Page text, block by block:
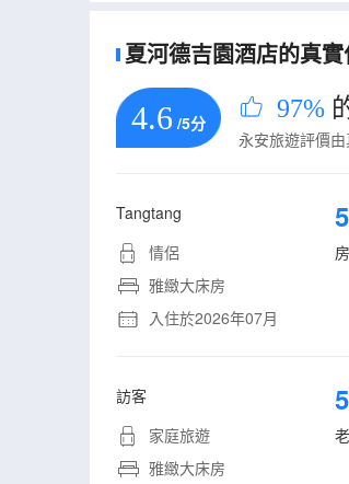
夏河德吉園酒店的真
4.6 /5分 97%
永安旅遊評價
Tangtang
情侶
雅緻大床房
入住於2026年07月
訪客
家庭旅遊
雅緻大床房